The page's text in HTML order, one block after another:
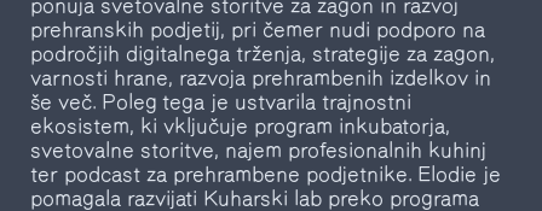
ponuja svetovalne storitve za zagon in razvoj
prehranskih podjetij, pri čemer nudi podporo na
področjih digitalnega trženja, strategije za zagon,
varnosti hrane, razvoja prehrambenih izdelkov in
še več. Poleg tega je ustvarila trajnostni
ekosistem, ki vključuje program inkubatorja,
svetovalne storitve, najem profesionalnih kuhinj
ter podcast za prehrambene podjetnike. Elodie je
pomagala razvijati Kuharski lab preko programa